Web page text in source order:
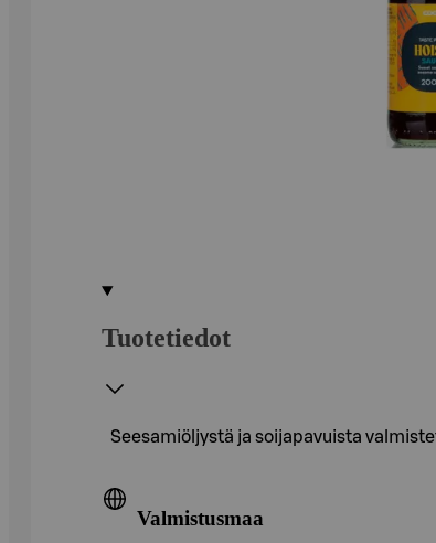
Tuotetiedot
Seesamiöljystä ja soijapavuista
Valmistusmaa